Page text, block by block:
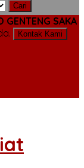
Cari
GENTENG SAKA
Kontak Kami